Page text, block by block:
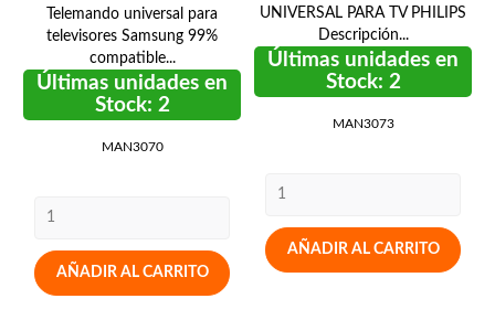
Telemando universal para
televisores Samsung 99%
compatible...
Últimas unidades en
Stock: 2
MAN3070
AÑADIR AL CARRITO
UNIVERSAL PARA TV PHILIPS
Descripción...
Últimas unidades en
Stock: 2
MAN3073
AÑADIR AL CARRITO